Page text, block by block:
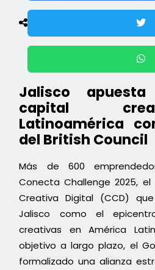
Jalisco
capital
Latinoamérica
del British Council
Más de 600
Conecta Challenge 2025,
Creativa Digital (CCD)
Jalisco como el
creativas en América
objetivo a largo plazo, el
formalizado una alianza